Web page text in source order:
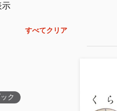
示
すべてクリア
ク